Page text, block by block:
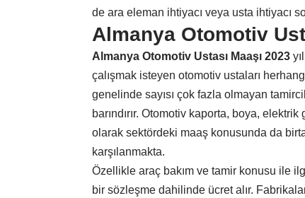
de ara eleman ihtiyacı veya usta ihtiyacı
Almanya Otomotiv
Almanya Otomotiv Ustası Maaşı 2023
çalışmak isteyen otomotiv ustaları
genelinde sayısı çok fazla olmayan
barındırır. Otomotiv kaporta, boya,
olarak sektördeki maaş konusunda da
karşılanmakta.
Özellikle araç bakım ve tamir konusu ile
bir sözleşme dahilinde ücret alır.